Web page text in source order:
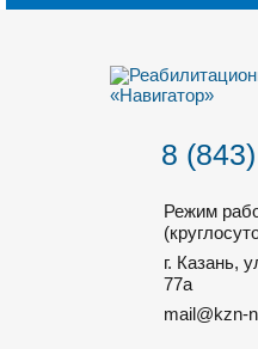
8
Режим
г. Казань,
77a
mail@kzn-